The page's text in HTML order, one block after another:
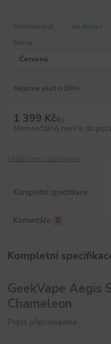
Dostupnost
na dotaz
Barva
Nejsme plátci DPH
1 399 Kč/ks
Momentálně není k
Kompletní specifikace
Komentáře 0
Kompletní
GeekVape Aegis
Chameleon
Popis připravujeme